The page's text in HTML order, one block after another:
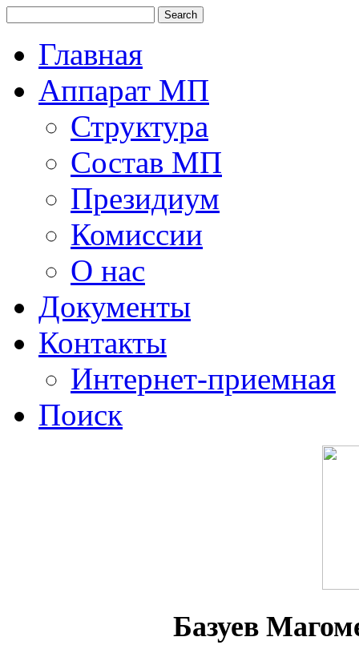
Главная
Аппарат МП
Структура
Состав МП
Президиум
Комиссии
О нас
Документы
Контакты
Интернет-приемная
Поиск
Базуев